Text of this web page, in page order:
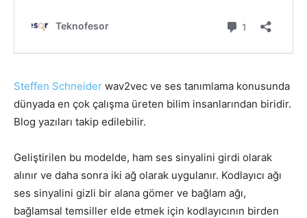
Steffen Schneider wav2vec ve ses tanımlama konusunda
dünyada en çok çalışma üreten bilim insanlarından biridir.
Blog yazıları takip edilebilir.
Geliştirilen bu modelde, ham ses sinyalini girdi olarak
alınır ve daha sonra iki ağ olarak uygulanır. Kodlayıcı ağı
ses sinyalini gizli bir alana gömer ve bağlam ağı,
bağlamsal temsiller elde etmek için kodlayıcının birden